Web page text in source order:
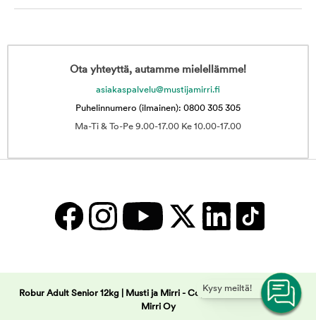
Kysy meiltä!
Ota yhteyttä, autamme mielellämme!
asiakaspalvelu@mustijamirri.fi
Puhelinnumero (ilmainen): 0800 305 305
Ma-Ti & To-Pe 9.00-17.00 Ke 10.00-17.00
Robur Adult Senior 12kg | Musti ja Mirri - Copyright © 2025 Musti ja
Mirri Oy